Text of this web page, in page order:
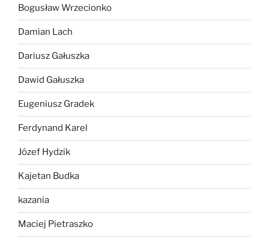
Bogusław Wrzecionko
Damian Lach
Dariusz Gałuszka
Dawid Gałuszka
Eugeniusz Gradek
Ferdynand Karel
Józef Hydzik
Kajetan Budka
kazania
Maciej Pietraszko